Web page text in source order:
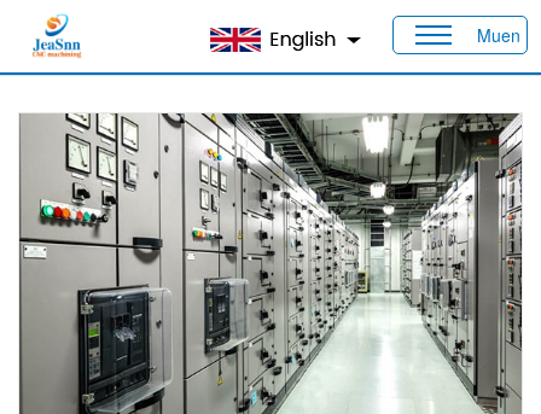
Muen
Heim Branchen> Elektrisch